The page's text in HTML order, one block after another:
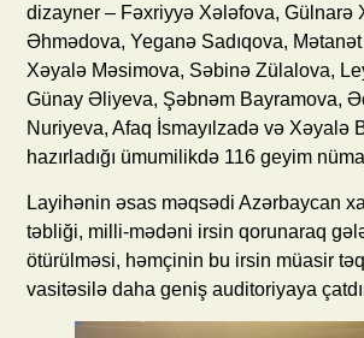
dizayner – Fəxriyyə Xələfova, Gülnarə
Əhmədova, Yeganə Sadıqova,
Xəyalə Məsimova, Səbinə Zülalova,
Günay Əliyeva, Şəbnəm Bayramova,
Nuriyeva, Afaq İsmayılzadə və Xəyalə
hazırladığı ümumilikdə 116 geyim
Layihənin əsas məqsədi Azərbaycan
təbliği, milli-mədəni irsin qorunaraq
ötürülməsi, həmçinin bu irsin müasir
vasitəsilə daha geniş auditoriyaya